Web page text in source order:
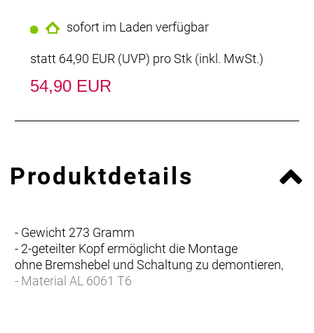
sofort im Laden verfügbar
statt 64,90 EUR (UVP) pro Stk (inkl. MwSt.)
54,90 EUR
Produktdetails
- Gewicht 273 Gramm
- 2-geteilter Kopf ermöglicht die Montage
ohne Bremshebel und Schaltung zu demontieren,
- Material AL 6061 T6